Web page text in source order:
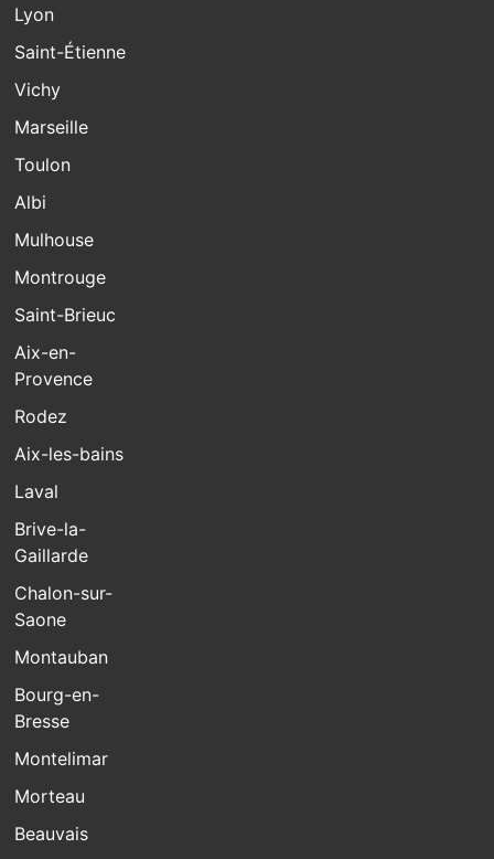
Lyon
Saint-Étienne
Vichy
Marseille
Toulon
Albi
Mulhouse
Montrouge
Saint-Brieuc
Aix-en-
Provence
Rodez
Aix-les-bains
Laval
Brive-la-
Gaillarde
Chalon-sur-
Saone
Montauban
Bourg-en-
Bresse
Montelimar
Morteau
Beauvais